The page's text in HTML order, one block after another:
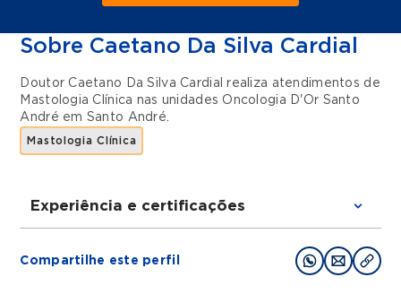
Sobre Caetano Da Silva Cardial
Doutor Caetano Da Silva Cardial realiza atendimentos de
Mastologia Clínica nas unidades Oncologia D'Or Santo
André em Santo André.
Mastologia Clínica
Experiência e certificações
Compartilhe este perfil